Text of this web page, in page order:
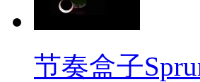
节奏盒子